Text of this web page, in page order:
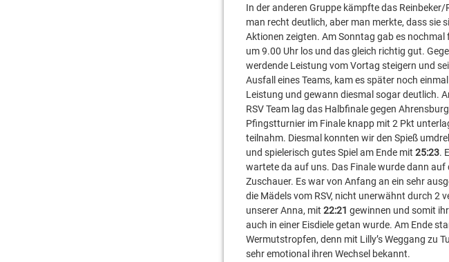
In der anderen Gruppe kämpfte das Reinbeker/
man recht deutlich, aber man merkte, dass sie
Aktionen zeigten. Am Sonntag gab es nochmal
um 9.00 Uhr los und das gleich richtig gut.
werdende Leistung vom Vortag steigern und
Ausfall eines Teams, kam es später noch
Leistung und gewann diesmal sogar deutlich.
RSV Team lag das Halbfinale gegen
Pfingstturnier im Finale knapp mit 2 Pkt
teilnahm. Diesmal konnten wir den Spieß
und spielerisch gutes Spiel am Ende mit 25:23.
wartete da auf uns. Das Finale wurde dann
Zuschauer. Es war von Anfang an ein sehr
die Mädels vom RSV, nicht unerwähnt durch 2
unserer Anna, mit 22:21 gewinnen und somit
auch in einer Eisdiele getan wurde. Am Ende
Wermutstropfen, denn mit Lilly’s Weggang zu
sehr emotional ihren Wechsel bekannt.